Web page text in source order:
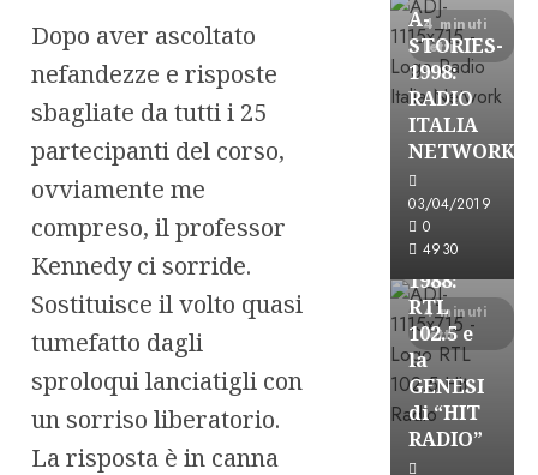
Dopo aver ascoltato
nefandezze e risposte
sbagliate da tutti i 25
partecipanti del corso,
ovviamente me
compreso, il professor
Kennedy ci sorride.
Sostituisce il volto quasi
tumefatto dagli
sproloqui lanciatigli con
un sorriso liberatorio.
La risposta è in canna
4 minuti
letti
A-
STORIES-
1998:
RADIO
ITALIA
NETWORK
03/04/2019
0
4930
4 minuti
letti
A-Stories
FREE
A-
STORIES-
1988:
RTL
102.5 e
la
GENESI
di “HIT
RADIO”